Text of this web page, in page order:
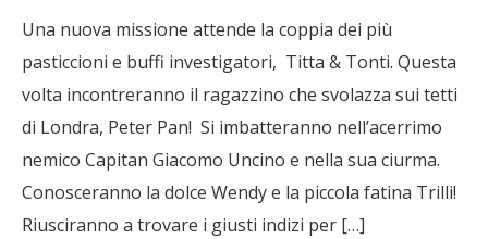
Una nuova missione attende la coppia dei più
pasticcioni e buffi investigatori, Titta & Tonti. Questa
volta incontreranno il ragazzino che svolazza sui tetti
di Londra, Peter Pan! Si imbatteranno nell’acerrimo
nemico Capitan Giacomo Uncino e nella sua ciurma.
Conosceranno la dolce Wendy e la piccola fatina Trilli!
Riusciranno a trovare i giusti indizi per […]